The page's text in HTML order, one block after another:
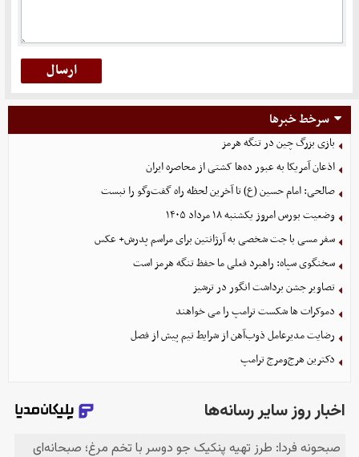
سرخط خبرها
بازی بزرگ چین در تنگه هرمز
اذعان آمریکا به عبور ده‌ها کشتی از محاصره ایران
صالحی: امام حسین (ع) تا آخرین لحظه راه گفت‌وگو را نبست
وضعیت بورس امروز یکشنبه ۱۸ مرداد ۱۴۰۵
سفر مسی با جت شخصی به آرژانتین برای مراسم پدرش+ عکس
سخنگوی سپاه: راهبرد فعلی ما حفظ تنگه هرمز است
تصاویر جشن برداشت انگور در ترشیز
دموکرات ها شکست ترامپ را می خواهند
رضایت مدیرعامل ذوب‌آهن از شرایط تیم پیش از فصل
دکترین هرج‌ومرج ترامپ